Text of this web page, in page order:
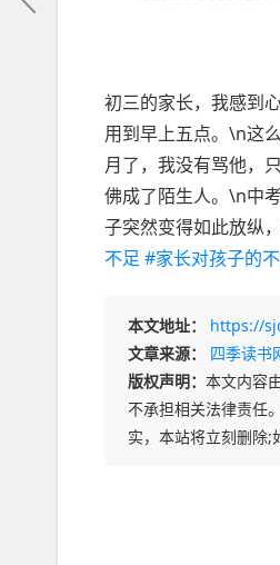
初三的家长，我感到
用到早上五点。\n这
月了，我没有骂他，
佛成了陌生人。\n中
子突然变得如此放纵
不足 #家长对孩子的
本文地址：
https://
文章来源：
四季读书
版权声明： 本文内容
不承担相关法律责任
实，本站将立刻删除;